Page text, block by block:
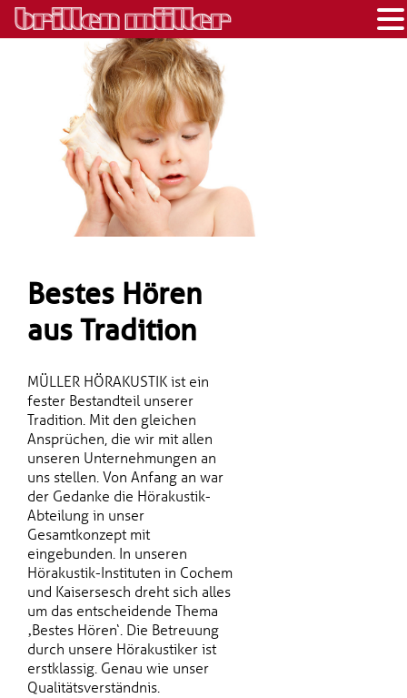
Bestes Hören
aus Tradition
MÜLLER HÖRAKUSTIK ist ein
fester Bestandteil unserer
Tradition. Mit den gleichen
Ansprüchen, die wir mit allen
unseren Unternehmungen an
uns stellen. Von Anfang an war
der Gedanke die Hörakustik-
Abteilung in unser
Gesamtkonzept mit
eingebunden. In unseren
Hörakustik-Instituten in Cochem
und Kaisersesch dreht sich alles
um das entscheidende Thema
‚Bestes Hören‘. Die Betreuung
durch unsere Hörakustiker ist
erstklassig. Genau wie unser
Qualitätsverständnis.